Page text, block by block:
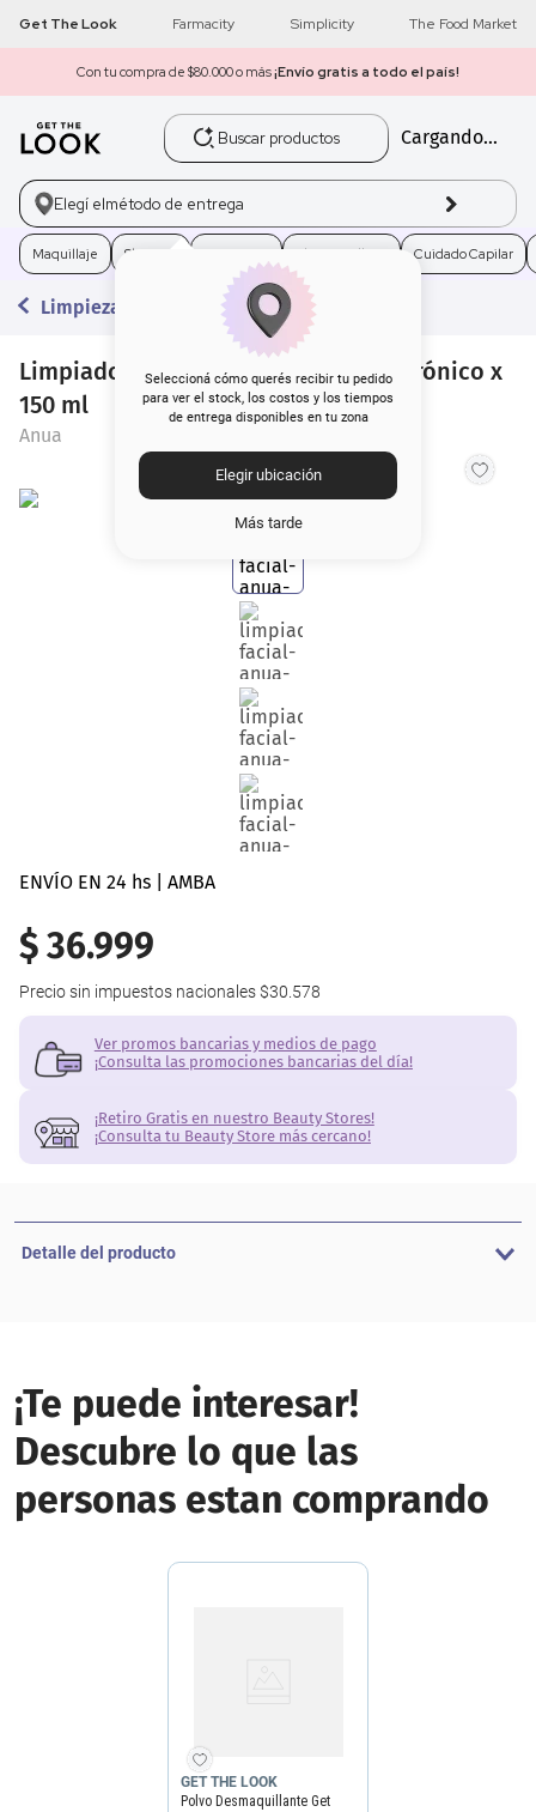
Get The Look Farmacity Simplicity The Food Market
Con tu compra de $80.000 o más¡Envío gratis a todo el país!
Buscar productos
Cargando...
Elegí elmétodo de entrega
Seleccioná cómo querés recibir tu pedido
para ver el stock, los costos y los tiempos
de entrega disponibles en tu zona
Elegir ubicación
Más tarde
Maquillaje Skincare Electro Belleza Cuidado Capilar
Limpieza
Limpiador Facial Anua 8 Acido Hialurónico x
150 ml
Anua
ENVÍO EN 24 hs | AMBA
$36.999
Precio sin impuestos nacionales $30.578
Ver promos bancarias y medios de pago
¡Consulta las promociones bancarias del día!
¡Retiro Gratis en nuestro Beauty Stores!
¡Consulta tu Beauty Store más cercano!
Detalle del producto
¡Te puede interesar!
Descubre lo que las
personas estan comprando
GET THE LOOK
Polvo Desmaquillante Get
1 get the look
2 máscara pestañas
loreal
4. brochas
5 corrector
6